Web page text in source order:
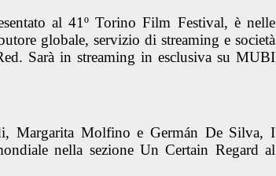
al 41º Torino Film Festival, è nelle
globale, servizio di streaming e società
Sarà in streaming in esclusiva su MUBI
Margarita Molfino e Germán De Silva, I
nella sezione Un Certain Regard al